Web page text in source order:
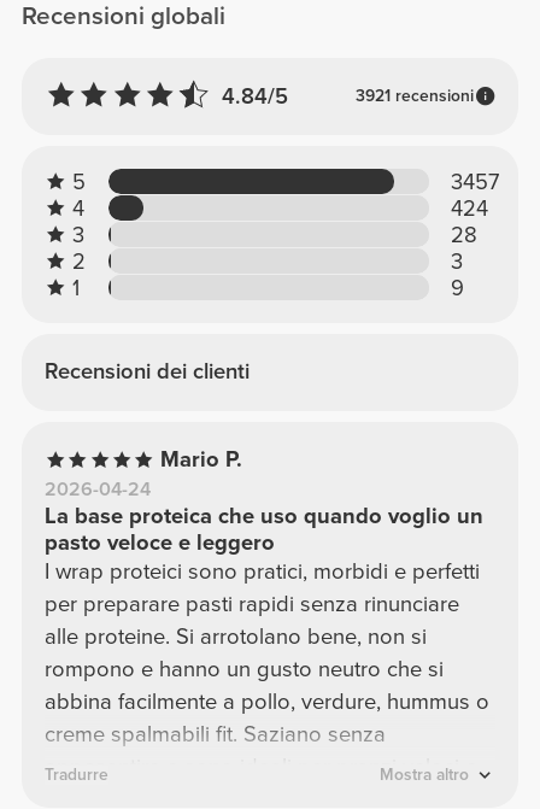
Recensioni globali
4.84/5 3921 recensioni
5
3457
4
424
3
28
2
3
1
9
Recensioni dei clienti
Mario P.
2026-04-24
La base proteica che uso quando voglio un
pasto veloce e leggero
I wrap proteici sono pratici, morbidi e perfetti
per preparare pasti rapidi senza rinunciare
alle proteine. Si arrotolano bene, non si
rompono e hanno un gusto neutro che si
abbina facilmente a pollo, verdure, hummus o
creme spalmabili fit. Saziano senza
appesantire e sono ideali per pranzi veloci o
Tradurre Mostra altro